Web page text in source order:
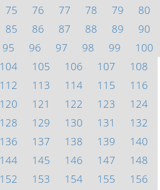
75 76 77 78 79
80
85 86 87 88 89
90
95 96 97 98 99
100
104 105 106 107
108
112 113 114 115
116
120 121 122 123
124
128 129 130 131
132
136 137 138 139
140
144 145 146 147
148
152 153 154 155
156